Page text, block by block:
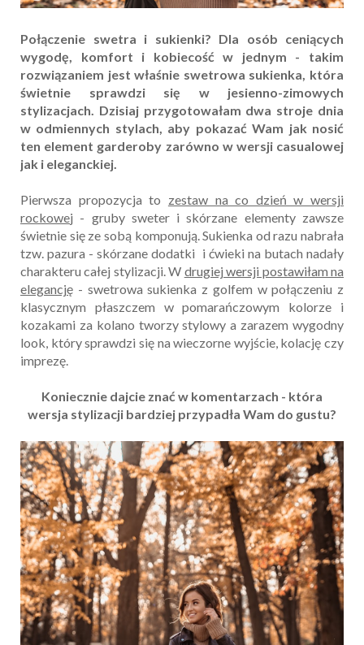
Połączenie swetra i sukienki? Dla osób ceniących
wygodę, komfort i kobiecość w jednym - takim
rozwiązaniem jest właśnie swetrowa sukienka, która
świetnie sprawdzi się w jesienno-zimowych
stylizacjach. Dzisiaj przygotowałam dwa stroje dnia
w odmiennych stylach, aby pokazać Wam jak nosić
ten element garderoby zarówno w wersji casualowej
jak i eleganckiej.
Pierwsza propozycja to zestaw na co dzień w wersji
rockowej - gruby sweter i skórzane elementy zawsze
świetnie się ze sobą komponują. Sukienka od razu nabrała
tzw. pazura - skórzane dodatki i ćwieki na butach nadały
charakteru całej stylizacji. W drugiej wersji postawiłam na
elegancję - swetrowa sukienka z golfem w połączeniu z
klasycznym płaszczem w pomarańczowym kolorze i
kozakami za kolano tworzy stylowy a zarazem wygodny
look, który sprawdzi się na wieczorne wyjście, kolację czy
imprezę.
Koniecznie dajcie znać w komentarzach - która
wersja stylizacji bardziej przypadła Wam do gustu?